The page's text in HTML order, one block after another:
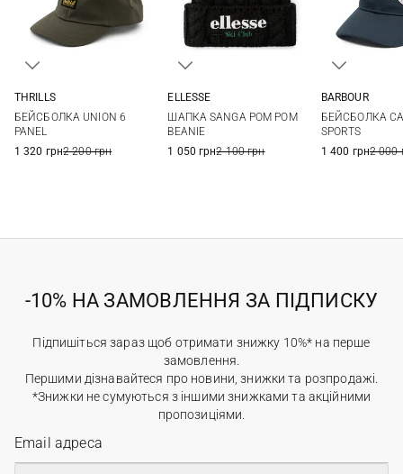
THRILLS
БЕЙСБОЛКА UNION 6
PANEL
1 320 грн2 200 грн
ELLESSE
ШАПКА SANGA POM POM
BEANIE
1 050 грн2 100 грн
BARBOUR
БЕЙСБОЛКА
SPORTS
1 400 грн2 000
-10% НА ЗАМОВЛЕННЯ ЗА ПІДПИСКУ
Підпишіться зараз щоб отримати знижку 10%* на перше
замовлення.
Першими дізнавайтеся про новини, знижки та розпродажі.
*Знижки не сумуються з іншими знижками та акційними
пропозиціями.